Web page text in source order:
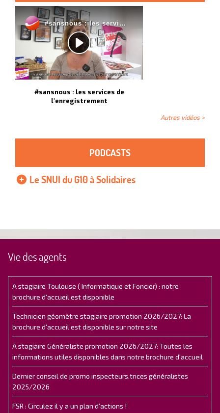
#sansnous : les services de
l'enregistrement
Autres vidéos >
PODCASTS
Le SNUI du G10 à Solidaires
Vie des agents
A stagiaire Toulouse ( Informatique et Foncier) : notre
brochure d'accueil est disponible
Technicien géomètre stagiaire promotion 2026/2027: La
brochure d'accueil est disponible sur notre site
A stagiaire Généraliste promotion 2026/2027: Toutes les
informations utiles disponibles dans notre brochure d'accueil
Dernier conseil de promo inspecteurs.trices généralistes
2025/2026
FSR : Circulez il y a un plan d’actions !